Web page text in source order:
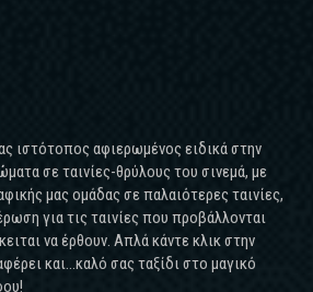
ιστότοπος αφιερωμένος ειδικά στην
σε ταινίες-θρύλους του σινεμά, με
μας ομάδας σε παλαιότερες ταινίες,
για τις ταινίες που προβάλλονται
να έρθουν. Απλά κάντε κλικ στην
και...καλό σας ταξίδι στο μαγικό